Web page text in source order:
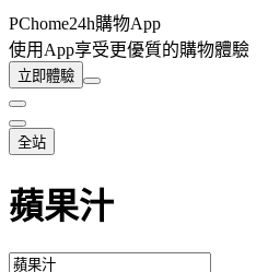
PChome24h購物App
使用App享受更優質的購物體驗
立即體驗
全站
蘋果汁